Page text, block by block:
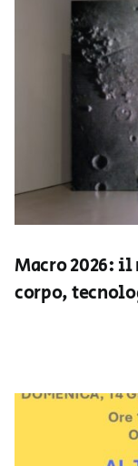
Macro 2026:
corpo,